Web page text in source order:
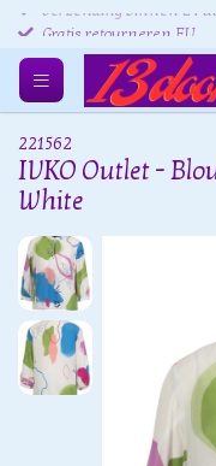
Verzending binnen 24
221562
IVKO Outlet -
White